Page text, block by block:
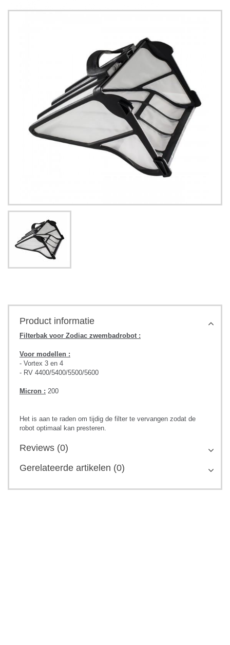
Product informatie
Filterbak voor Zodiac zwembadrobot :
Voor modellen :
- Vortex 3 en 4
- RV 4400/5400/5500/5600
Micron : 200
Het is aan te raden om tijdig de filter te vervangen zodat de
robot optimaal kan presteren.
Reviews (0)
Gerelateerde artikelen (0)